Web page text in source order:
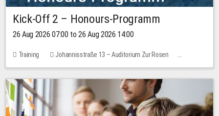
Kick-Off 2 – Honours-Programm
26 Aug 2026 07:00 to 26 Aug 2026 14:00
Training
Johannisstraße 13 – Auditorium Zur Rosen
No free places